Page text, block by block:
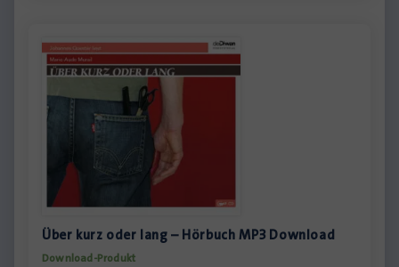
Über kurz oder lang – Hörbuch MP3 Download
Download-Produkt